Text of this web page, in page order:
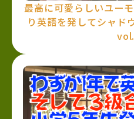
最高に可愛らしいユー
り英語を発してシャ